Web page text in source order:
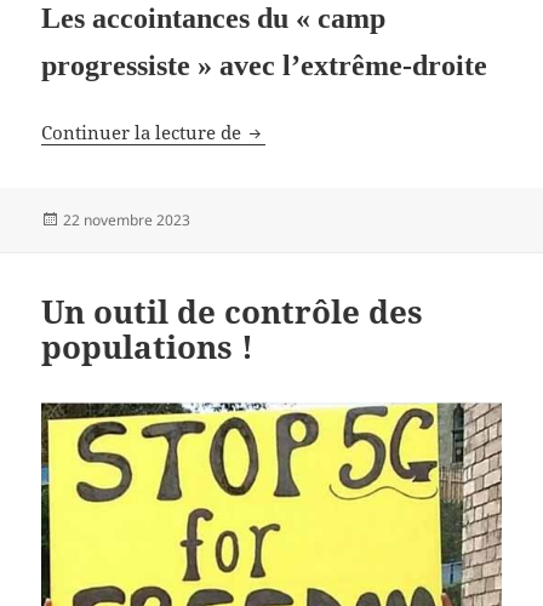
Les accointances du « camp
progressiste » avec l’extrême-droite
Continuer la lecture de Intelligence artificielle &
Publié
22 novembre 2023
Un outil de contrôle des
populations !